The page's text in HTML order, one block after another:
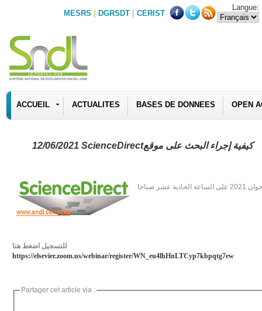
MESRS | DGRSDT | CERIST
Langue:
ACCUEIL ACTUALITES BASES DE DONNEES OPEN
12/06/2021 ScienceDirectكيفية إجراء البحث على موقع
للتسجيل اضغط هنا
https://elsevier.zoom.us/webinar/register/WN_eu4lhHnLTCyp7kbpqtg7ew
Partager cet article via :